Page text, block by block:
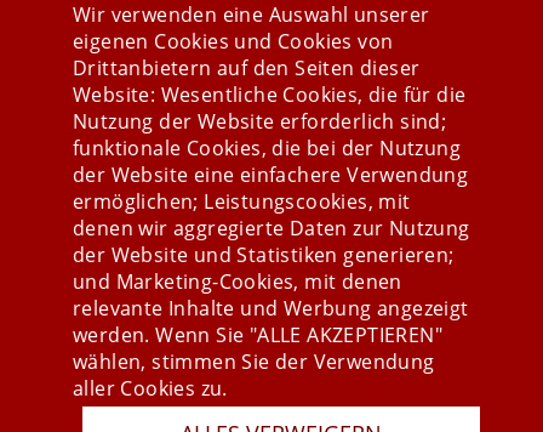
Stay connected
Wir verwenden eine Auswahl unserer
eigenen Cookies und Cookies von
Drittanbietern auf den Seiten dieser
Website: Wesentliche Cookies, die für die
Nutzung der Website erforderlich sind;
funktionale Cookies, die bei der Nutzung
der Website eine einfachere Verwendung
ermöglichen; Leistungscookies, mit
denen wir aggregierte Daten zur Nutzung
der Website und Statistiken generieren;
und Marketing-Cookies, mit denen
relevante Inhalte und Werbung angezeigt
werden. Wenn Sie "ALLE AKZEPTIEREN"
wählen, stimmen Sie der Verwendung
aller Cookies zu.